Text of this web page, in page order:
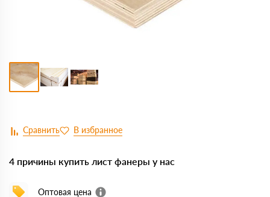
4 причины купить лист фанеры у нас
Оптовая цена